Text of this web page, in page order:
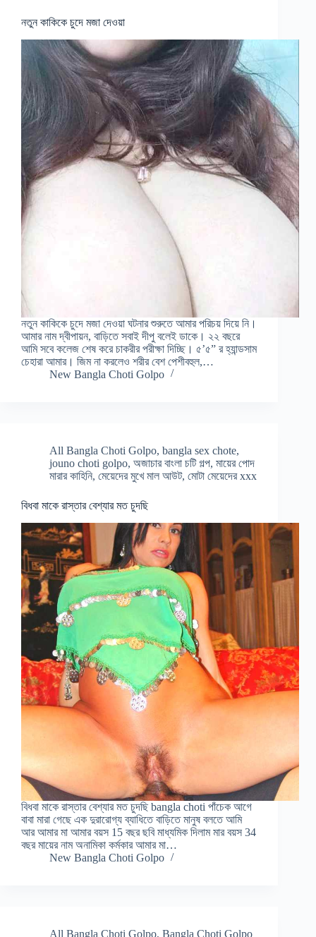
নতুন কাকিকে চুদে মজা দেওয়া
নতুন কাকিকে চুদে মজা দেওয়া ঘটনার শুরুতে আমার পরিচয় দিয়ে নি।
আমার নাম দ্বীপায়ন, বাড়িতে সবাই দীপু বলেই ডাকে। ২২ বছরে
আমি সবে কলেজ শেষ করে চাকরীর পরীক্ষা দিচ্ছি। ৫’৫” র হ্যান্ডসাম
চেহারা আমার। জিম না করলেও শরীর বেশ পেশীবহুল,…
New Bangla Choti Golpo
All Bangla Choti Golpo, bangla sex chote,
jouno choti golpo, অজাচার বাংলা চটি গল্প, মায়ের পোদ
মারার কাহিনি, মেয়েদের মুখে মাল আউট, মোটা মেয়েদের xxx
বিধবা মাকে রাস্তার বেশ্যার মত চুদছি
বিধবা মাকে রাস্তার বেশ্যার মত চুদছি bangla choti পাঁচেক আগে
বাবা মারা গেছে এক দুরারোগ্য ব্যাধিতে বাড়িতে মানুষ বলতে আমি
আর আমার মা আমার বয়স 15 বছর ছবি মাধ্যমিক দিলাম মার বয়স 34
বছর মায়ের নাম অনামিকা কর্মকার আমার মা…
New Bangla Choti Golpo
All Bangla Choti Golpo, Bangla Choti Golpo